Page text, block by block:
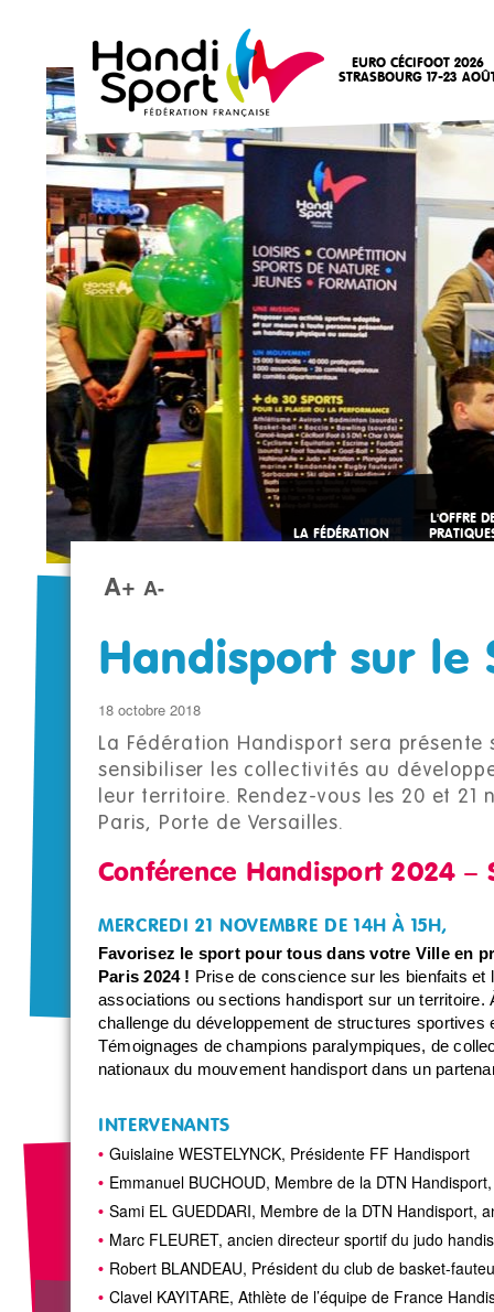
EURO CÉCIFOOT 2026
STRASBOURG 17-23
LA FÉDÉRATION
L'OFFRE
A+ A-
Handisport sur le
18 octobre 2018
La Fédération Handisport sera
sensibiliser les collectivités au
leur territoire. Rendez-vous les 20 et 21
Paris, Porte de Versailles.
Conférence Handisport 2024 –
MERCREDI 21 NOVEMBRE DE 14H À 15H,
Favorisez le sport pour tous dans votre Ville en
Paris 2024 ! Prise de conscience sur les bienfaits et
associations ou sections handisport sur un
challenge du développement de structures
Témoignages de champions paralympiques, de
nationaux du mouvement handisport dans un
INTERVENANTS
Guislaine WESTELYNCK, Présidente FF Handisport
Emmanuel BUCHOUD, Membre de la DTN
Sami EL GUEDDARI, Membre de la DTN Handisport,
Marc FLEURET, ancien directeur sportif du judo
Robert BLANDEAU, Président du club de basket-
Clavel KAYITARE, Athlète de l’équipe de France